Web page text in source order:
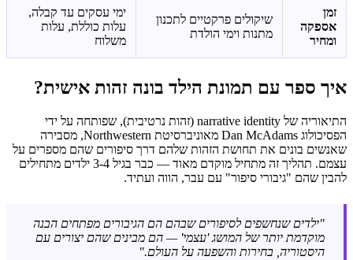
זמן
אספקה
ומחיר
שיקולים פרקטיים לתכנון
מתנות וימי הולדת
ימי עסקים עד קבלה,
עלות כוללת, עלות
משלוח
איך ספר עם תמונת הילד בונה זהות אישית?
התיאוריה של narrative identity (זהות נרטיבית), שפותחה על ידי
הפסיכולוג Dan McAdams מאוניברסיטת Northwestern, מסבירה
שאנשים בונים את תחושת הזהות שלהם דרך סיפורים שהם מספרים על
עצמם. תהליך זה מתחיל מוקדם מאוד — כבר בגיל 3-4 ילדים מתחילים
להבין שהם "גיבורי סיפור" עם עבר, הווה ועתיד.
"ילדים שנחשפים לסיפורים שבהם הם הגיבורים מפתחים הבנה
מוקדמת יותר של המושג 'עצמי' — הם מבינים שהם יצורים עם
היסטוריה, בחירות והשפעה על העולם."